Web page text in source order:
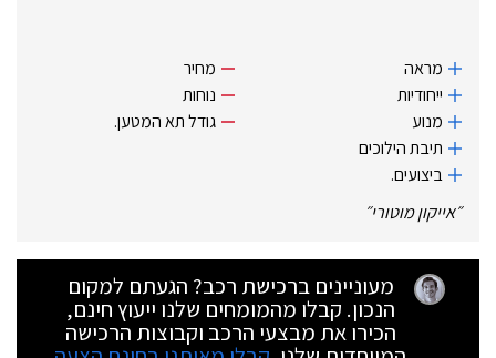
מראה
ייחודיות
מנוע
תיבת הילוכים
ביצועים.‏
מחיר
נוחות
גודל תא המטען.‏
״אייקון מוטורי״
מעוניינים ברכישת רכב? הגעתם למקום
הנכון. קבלו מהמומחים שלנו ייעוץ חינם,
הכירו את מבצעי הרכב וקבוצות הרכישה